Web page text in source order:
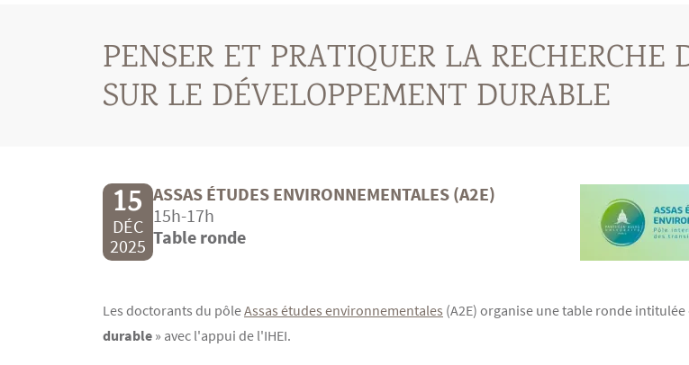
PENSER ET PRATIQUER LA RECHERCHE
SUR LE DÉVELOPPEMENT DURABLE
15
DÉC
2025
ASSAS ÉTUDES ENVIRONNEMENTALES (A2E)
15h-17h
Table ronde
Texte
Les doctorants du pôleAssas études environnementales (A2E) organise une table ronde intitulée
durable » avec l'appui de l'IHEI.